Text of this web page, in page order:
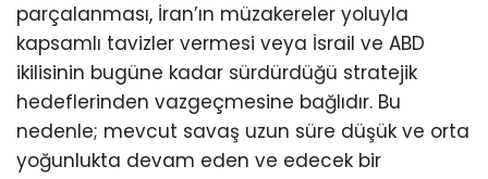
parçalanması, İran’ın müzakereler yoluyla
kapsamlı tavizler vermesi veya İsrail ve ABD
ikilisinin bugüne kadar sürdürdüğü stratejik
hedeflerinden vazgeçmesine bağlıdır. Bu
nedenle; mevcut savaş uzun süre düşük ve orta
yoğunlukta devam eden ve edecek bir